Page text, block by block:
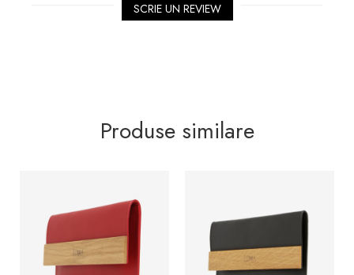
SCRIE UN REVIEW
Produse similare